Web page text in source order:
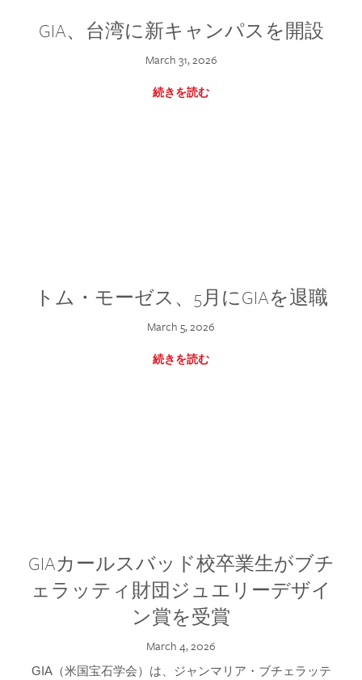
GIA、台湾に新キャンパスを開設
March 31, 2026
続きを読む
トム・モーゼス、5月にGIAを退職
March 5, 2026
続きを読む
GIAカールスバッド校卒業生がブチ
ェラッティ財団ジュエリーデザイ
ン賞を受賞
March 4, 2026
GIA（米国宝石学会）は、ジャンマリア・ブチェラッテ